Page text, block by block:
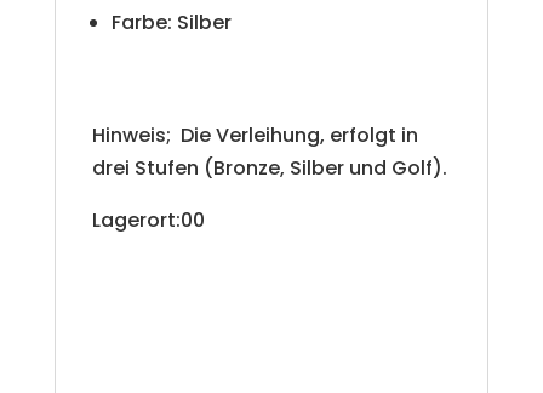
Farbe: Silber
Hinweis; Die Verleihung, erfolgt in
drei Stufen (Bronze, Silber und Golf).
Lagerort:00